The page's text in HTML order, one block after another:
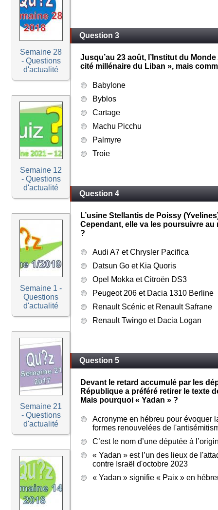
Semaine 28
- Questions
d'actualité
Semaine 12
- Questions
d'actualité
Semaine 1 -
Questions
d'actualité
Semaine 21
- Questions
d'actualité
Question 3
Jusqu’au 23 août, l’Institut du
cité millénaire du Liban », mais
Babylone
Byblos
Cartage
Machu Picchu
Palmyre
Troie
Question 4
L’usine Stellantis de Poissy
Cependant, elle va les poursuivre
?
Audi A7 et Chrysler Pacifica
Datsun Go et Kia Quoris
Opel Mokka et Citroën DS3
Peugeot 206 et Dacia 1310 Berline
Renault Scénic et Renault Safrane
Renault Twingo et Dacia Logan
Question 5
Devant le retard accumulé par les
République a préféré retirer le texte
Mais pourquoi « Yadan » ?
Acronyme en hébreu pour évoquer
formes renouvelées de
C’est le nom d’une députée à
« Yadan » est l’un des lieux de
contre Israël d'octobre 2023
« Yadan » signifie « Paix » en